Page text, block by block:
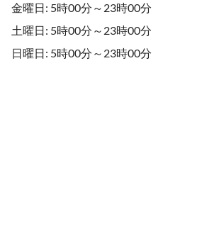
金曜日: 5時00分～23時00分
土曜日: 5時00分～23時00分
日曜日: 5時00分～23時00分